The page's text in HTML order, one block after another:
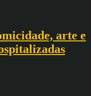
arte e